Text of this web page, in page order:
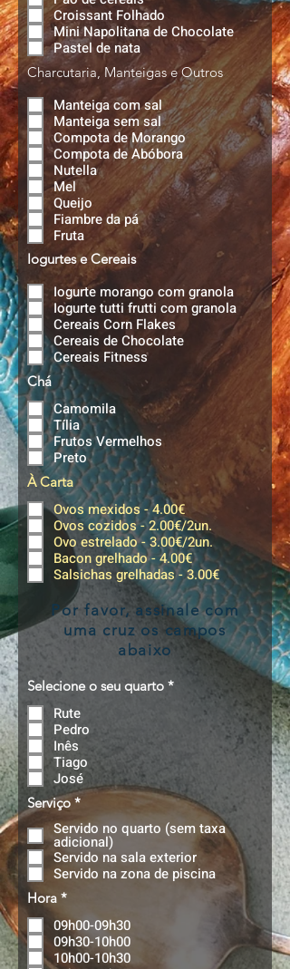
Croissant Folhado
Mini Napolitana de Chocolate
Pastel de nata
Charcutaria, Manteigas e Outros
Manteiga com sal
Manteiga sem sal
Compota de Morango
Compota de Abóbora
Nutella
Mel
Queijo
Fiambre da pá
Fruta
Iogurtes e Cereais
Iogurte morango com granola
Iogurte tutti frutti com granola
Cereais Corn Flakes
Cereais de Chocolate
Cereais Fitness
Chá
Camomila
Tília
Frutos Vermelhos
Preto
À Carta
Ovos mexidos - 4.00€
Ovos cozidos - 2.00€/2un.
Ovo estrelado - 3.00€/2un.
Bacon grelhado - 4.00€
Salsichas grelhadas - 3.00€
Por favor, assinale com
uma cruz os campos
abaixo
Selecione o seu quarto *O
ó
r
Rute
Pedro
Inês
Tiago
José
Serviço *O
r
i
g
a
t
i
o
Servido no quarto (sem taxa
adicional)
Servido na sala exterior
Servido na zona de piscina
Hora *O
r
i
g
a
09h00-09h30
09h30-10h00
10h00-10h30